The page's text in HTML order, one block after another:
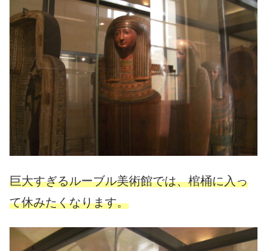
巨大すぎるルーブル美術館では、棺桶に入っ
て休みたくなります。